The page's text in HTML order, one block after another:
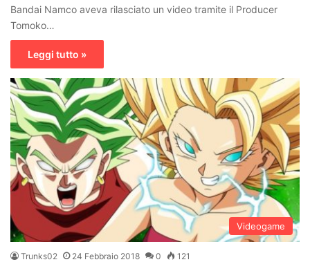
Bandai Namco aveva rilasciato un video tramite il Producer
Tomoko…
Leggi tutto »
Videogame
Trunks02 24 Febbraio 2018 0 121